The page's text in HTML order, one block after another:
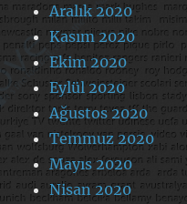
Aralık 2020
Kasım 2020
Ekim 2020
Eylül 2020
Ağustos 2020
Temmuz 2020
Mayıs 2020
Nisan 2020